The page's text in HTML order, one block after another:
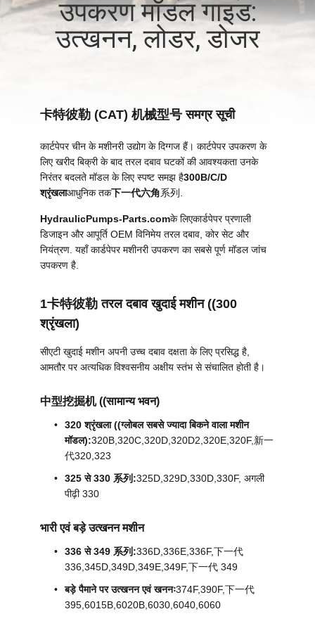
में
नियंत्रण
समाचार
मामलों
SITEMAP
गोपनीयता
उपकरण मॉडल गाइड:
उत्खनन, लोडर, डोजर
卡特彼勒 (CAT) 机械型号 समग्र सूची
कार्टपेपर चीन के मशीनरी उद्योग के दिग्गज हैं। कार्टपेपर उपकरण के
लिए खरीद बिक्री के बाद तरल दबाव घटकों की आवश्यकता उनके
निरंतर बदलते मॉडल के लिए स्पष्ट समझ है300B/C/D
श्रृंखलाआधुनिक तक下一代六角系列.
HydraulicPumps-Parts.comके लिएकार्डपेपर प्रणाली
डिजाइन और आपूर्ति OEM विनिमेय तरल दबाव, कोर सेट और
नियंत्रण. यहाँ कार्डपेपर मशीनरी उपकरण का सबसे पूर्ण मॉडल जांच
उपकरण है.
1卡特彼勒 तरल दबाव खुदाई मशीन ((300
श्रृंखला)
सीएटी खुदाई मशीन अपनी उच्च दबाव दक्षता के लिए प्रसिद्ध है,
आमतौर पर अत्यधिक विश्वसनीय अक्षीय स्तंभ से संचालित होती है।
中型挖掘机 ((सामान्य भवन)
320 श्रृंखला ((ग्लोबल सबसे ज्यादा बिकने वाला मशीन
मॉडल):320B,320C,320D,320D2,320E,320F,新一
代320,323
325 से 330 系列:325D,329D,330D,330F, अगली
पीढ़ी 330
भारी एवं बड़े उत्खनन मशीन
336 से 349 系列:336D,336E,336F,下一代
336,345D,349D,349E,349F,下一代 349
बड़े पैमाने पर उत्खनन एवं खननः374F,390F,下一代
395,6015B,6020B,6030,6040,6060